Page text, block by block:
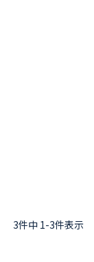
3件中 1-3件表示